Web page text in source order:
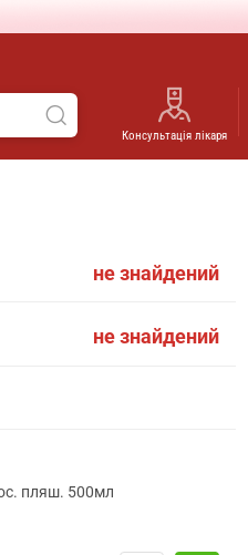
Консультація лікаря
не знайдений
не знайдений
пляш. 500мл